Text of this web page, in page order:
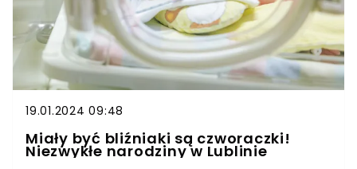
Seyfi Yigit Tarci, mężczyzna był jej długoletnim
sąsiadem. Wcześniej dziennikarka była żoną
kierowcy, po ślubie z nim przyjęła nazwisko
Słomina, jednak związek się rozpadł. Laura jest
córką Tomaszewskiej i jej nowego partnera
Roberta.
19.01.2024 09:48
Miały być bliźniaki są czworaczki!
Niezwykłe narodziny w Lublinie